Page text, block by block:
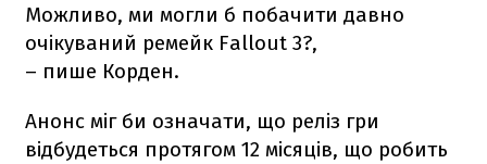
Можливо, ми могли б побачити давно
очікуваний ремейк Fallout 3?,
– пише Корден.
Анонс міг би означати, що реліз гри
відбудеться протягом 12 місяців, що робить